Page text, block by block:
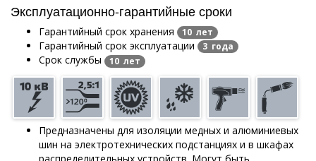
Эксплуатационно-гарантийные сроки
Гарантийный срок хранения 10 лет
Гарантийный срок эксплуатации 3 года
Срок службы 10 лет
Предназначены для изоляции медных и алюминиевых
шин на электротехнических подстанциях и в шкафах
распределительных устройств. Могут быть